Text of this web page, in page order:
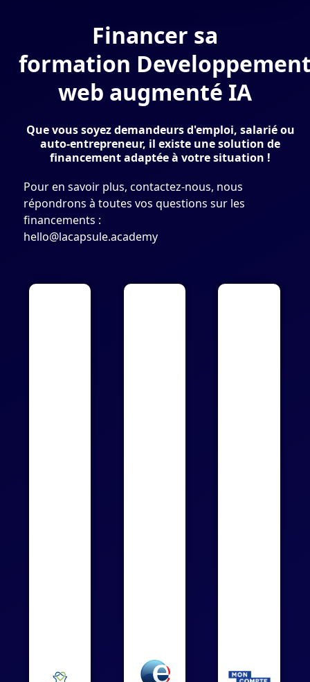
Financer sa
formation
web augmenté IA
Que vous soyez demandeurs d'emploi, salarié ou
auto-entrepreneur, il existe une solution de
financement adaptée à votre situation !
Pour en savoir plus, contactez-nous, nous
répondrons à toutes vos questions sur les
financements :
hello@lacapsule.academy